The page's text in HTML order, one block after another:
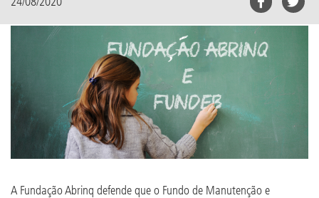
A Fundação Abrinq defende que o Fundo de Manutenção e